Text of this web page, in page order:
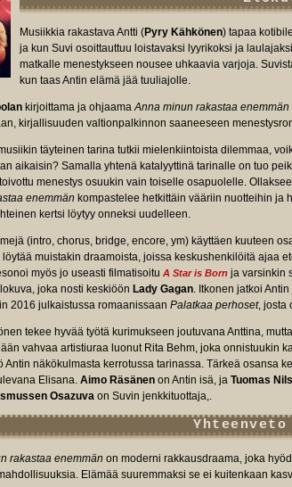
?
Musiikkia rakastava Antti (Pyry Kähkönen) tapaa
ja kun Suvi osoittauttuu loistavaksi lyyrikoksi ja
matkalle menestykseen nousee uhkaavia varjoja.
kun taas Antin elämä jää tuuliajolle.
kirjoittama ja ohjaamaAnna minun rakastaa enemmän
kirjallisuuden valtionpalkinnon saaneeseen
täyteinen tarina tutkii mielenkiintoista dilemmaa,
aikaisin? Samalla yhtenä katalyyttinä tarinalle on tuo
menestys osuukin vain toiselle osapuolelle.
enemmän kompastelee hetkittäin vääriin nuotteihin ja
kertsi löytyy onneksi uudelleen.
(intro, chorus, bridge, encore, ym) käyttäen kuuteen
löytää muistakin draamoista, joissa keskushenkilöitä ajaa
myös jo useasti filmatisoitu A Star is Born ja varsinkin
joka nosti keskiöön Lady Gagan. Itkonen jatkoi
2016 julkaistussa romaanissaan Palatkaa perhoset, josta
tekee hyvää työtä kurimukseen joutuvana Anttina,
vahvaa artistiuraa luonut Rita Behm, joka onnistuukin
Antin näkökulmasta kerrotussa tarinassa. Tärkeä osansa
Elisana. Aimo Räsänen on Antin isä, ja Tuomas
Osazuva on Suvin jenkkituottaja,.
Yhteenveto
rakastaa enemmän on moderni rakkausdraama, joka
Elämää suuremmaksi se ei kuitenkaan